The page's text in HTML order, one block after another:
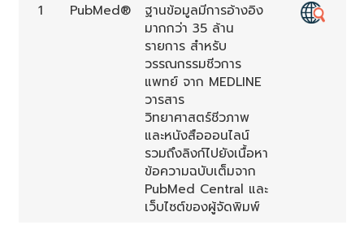
1 PubMed®
ฐานข้อมูลมีการอ้างอิง
มากกว่า 35 ล้าน
รายการ สำหรับ
วรรณกรรมชีวการ
แพทย์ จาก MEDLINE
วารสาร
วิทยาศาสตร์ชีวภาพ
และหนังสือออนไลน์
รวมถึงลิงก์ไปยังเนื้อหา
ข้อความฉบับเต็มจาก
PubMed Central และ
เว็บไซต์ของผู้จัดพิมพ์